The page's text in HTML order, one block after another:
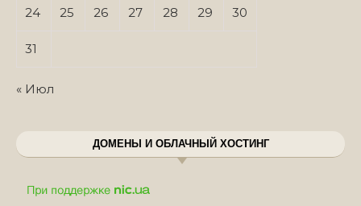
24 25 26 27 28 29 30
31
« Июл
ДОМЕНЫ И ОБЛАЧНЫЙ ХОСТИНГ